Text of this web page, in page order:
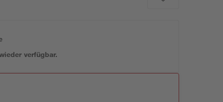
verfügbar.